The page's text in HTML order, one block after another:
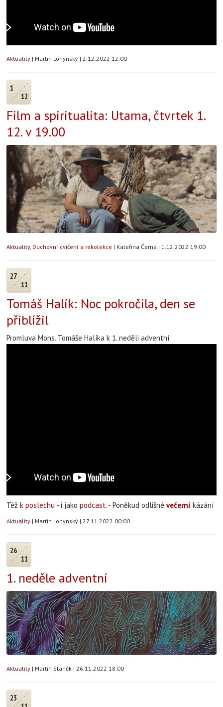
Aktuality | Martin Lohynský | 2.12.2022 12:00
1
12
Film a spiritualita: Utama, čtvrtek 1.
12. v 19.00
Aktuality, Duchovní cvičení a rekolekce | Kateřina Černá | 1.12.2022 19:00
27
11
Tomáš Halík: Noc pokročila, den se
přiblížil
Promluva Mons. Tomáše Halíka k 1. neděli adventní
Též k poslechu - i jako podcast. - Poněkud odlišné večerní kázání
Aktuality | Martin Lohynský | 27.11.2022 00:00
26
11
1. neděle adventní
Aktuality | Martin Staněk | 26.11.2022 18:00
23